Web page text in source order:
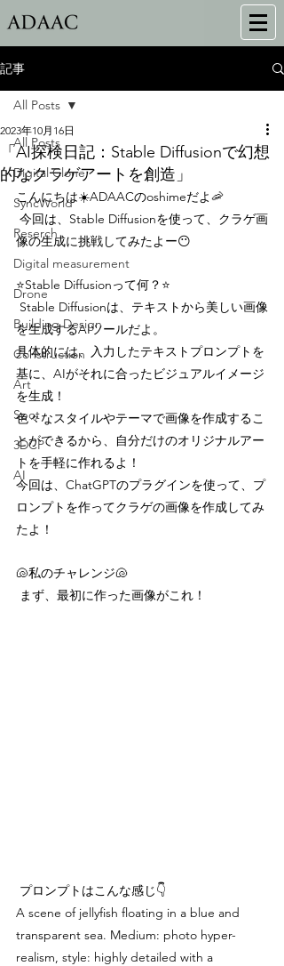
記事
All Posts
Digital Clone
SyncWorld
Reserch
Digital measurement
Drone
Building Design
Construction
Art
Spot
3DCP
AI
All Posts
「AI探検日記：Stable Diffusionで幻想
的なクラゲアートを創造」
2023年10月16日
こんにちは☀️ADAACのoshimeだよ🦐
像の生成に挑戦してみたよー😶
⭐Stable Diffusionって何？⭐
を生成するAIツールだよ。
具体的には、入力したテキストプロンプトを
基に、AIがそれに合ったビジュアルイメージ
を生成！
色々なスタイルやテーマで画像を作成するこ
とができるから、自分だけのオリジナルアー
トを手軽に作れるよ！
今回は、ChatGPTのプラグインを使って、プ
ロンプトを作ってクラゲの画像を作成してみ
たよ！
🐚私のチャレンジ🐚
まず、最初に作った画像がこれ！
プロンプトはこんな感じ👇
A scene of jellyfish floating in a blue and
transparent sea. Medium: photo hyper-
realism, style: highly detailed with a